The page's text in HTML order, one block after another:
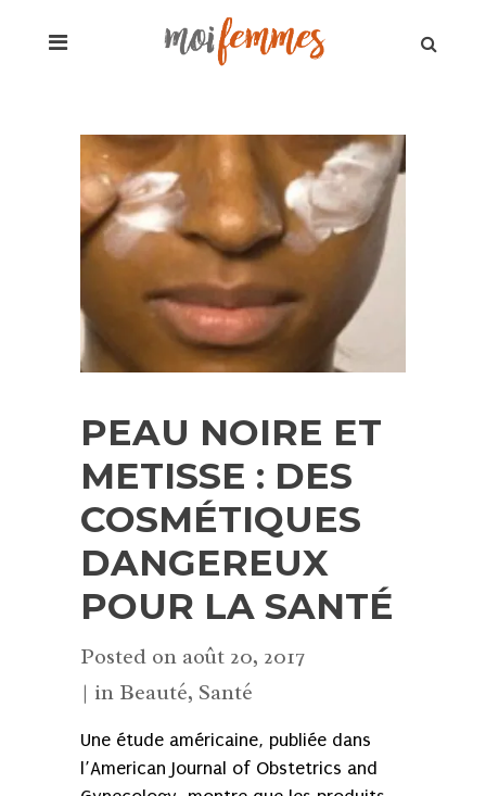
PEAU NOIRE ET
METISSE : DES
COSMÉTIQUES
DANGEREUX
POUR LA SANTÉ
Posted on août 20, 2017
in Beauté, Santé
Une étude américaine, publiée dans
l’American Journal of Obstetrics and